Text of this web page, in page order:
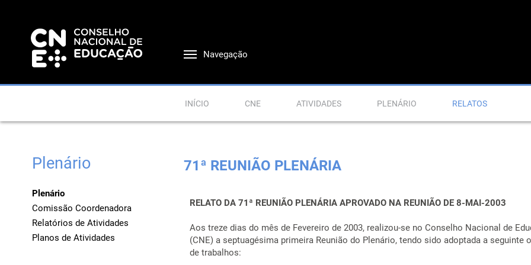
Navegação
INÍCIO CNE ATIVIDADES PLENÁRIO RELATOS
Plenário
Plenário
Comissão Coordenadora
Relatórios de Atividades
Planos de Atividades
71ª REUNIÃO PLENÁRIA
RELATO DA 71ª REUNIÃO PLENÁRIA APROVADO NA REUNIÃO DE 8-MAI-2003
Aos treze dias do mês de Fevereiro de 2003, realizou-se no Conselho Nacional de
(CNE) a septuagésima primeira Reunião do Plenário, tendo sido adoptada a seguinte
de trabalhos: